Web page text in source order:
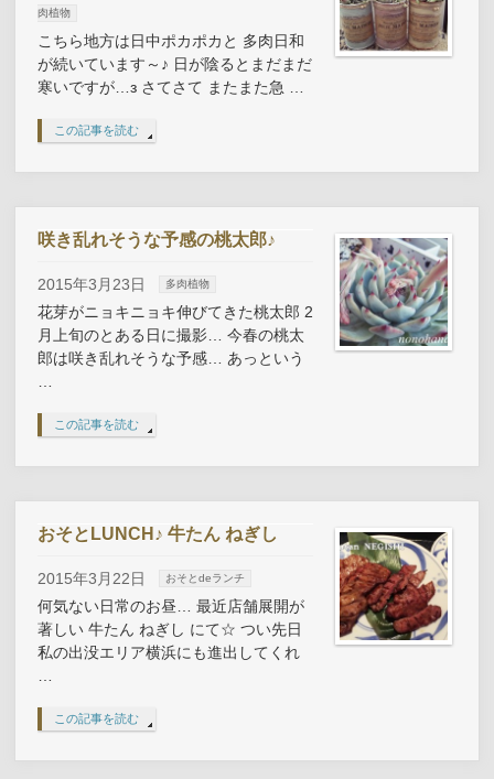
肉植物
こちら地方は日中ポカポカと 多肉日和
が続いています～♪ 日が陰るとまだまだ
寒いですが…з さてさて またまた急 …
この記事を読む
咲き乱れそうな予感の桃太郎♪
2015年3月23日 多肉植物
花芽がニョキニョキ伸びてきた桃太郎 2
月上旬のとある日に撮影… 今春の桃太
郎は咲き乱れそうな予感… あっという
この記事を読む
おそとLUNCH♪ 牛たん ねぎし
2015年3月22日 おそとdeランチ
何気ない日常のお昼… 最近店舗展開が
著しい 牛たん ねぎし にて☆ つい先日
私の出没エリア横浜にも進出してくれ
この記事を読む